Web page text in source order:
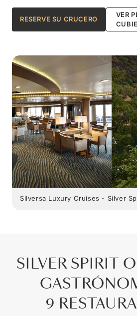
RESERVE SU CRUCERO
VER
Silversa Luxury Cruises - Silver
SILVER SPIRIT
9